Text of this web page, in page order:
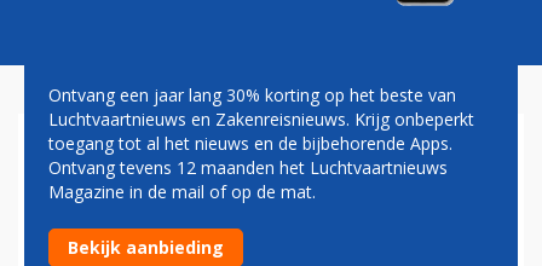
DELTA IN OKTOBER VOOR
HET LAATST MET MINDER
LUXE A350 NAAR SCHIPHOL
Ontvang een jaar lang 30% korting op het beste van
Luchtvaartnieuws en Zakenreisnieuws. Krijg onbeperkt
toegang tot al het nieuws en de bijbehorende Apps.
Ontvang tevens 12 maanden het Luchtvaartnieuws
Magazine in de mail of op de mat.
Bekijk aanbieding